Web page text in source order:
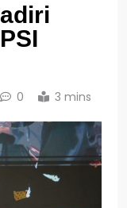
0 3 mins